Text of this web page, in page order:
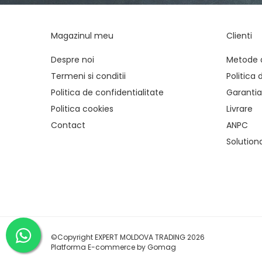
Mandrină cu 3 fălci din otel
Mandrină cu 4 fălci din otel
Standuri pentru strunguri
Elemente de prindere mecanică
Instrumente de masurare
Afisaj digital
Bloc ecartament, masurare și
Magazinul meu
Despre noi
Termeni si conditii
Politica de confidentialitate
Politica cookies
Contact
Clienti
Metode
Politica
Livrare
ANPC
©Copyright EXPERT MOLDOVA TRADING 2026
Platforma E-commerce by Gomag